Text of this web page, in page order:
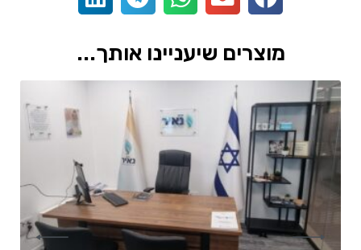
מוצרים שיעניינו אותך...